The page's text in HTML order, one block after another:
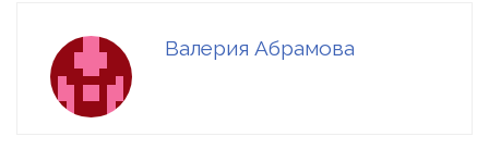
Валерия Абрамова